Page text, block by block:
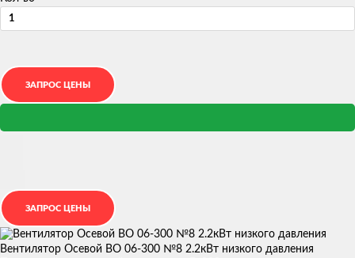
Вентилятор Осевой ВО 06-300 №8 2.2кВт низкого давления